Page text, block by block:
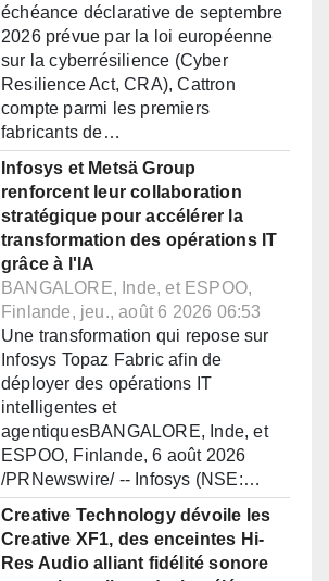
échéance déclarative de septembre
2026 prévue par la loi européenne
sur la cyberrésilience (Cyber
Resilience Act, CRA), Cattron
compte parmi les premiers
fabricants de…
Infosys et Metsä Group
renforcent leur collaboration
stratégique pour accélérer la
transformation des opérations IT
grâce à l'IA
BANGALORE, Inde, et ESPOO,
Finlande, jeu., août 6 2026 06:53
Une transformation qui repose sur
Infosys Topaz Fabric afin de
déployer des opérations IT
intelligentes et
agentiquesBANGALORE, Inde, et
ESPOO, Finlande, 6 août 2026
/PRNewswire/ -- Infosys (NSE:…
Creative Technology dévoile les
Creative XF1, des enceintes Hi-
Res Audio alliant fidélité sonore